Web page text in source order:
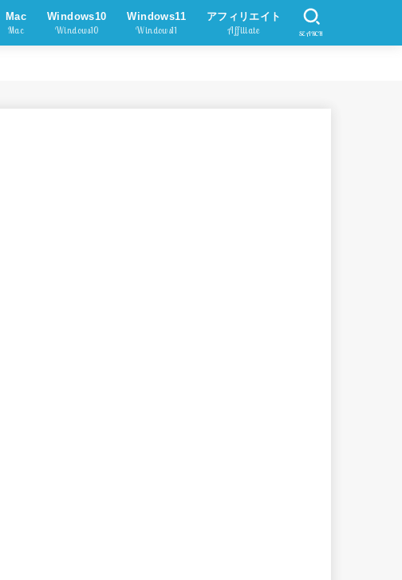
Mac
Mac
Windows10
Windows10
Windows11
Windows11
アフィリエイト
Affiliate SEARCH